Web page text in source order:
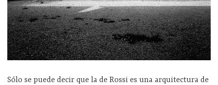
Sólo se puede decir que la de Rossi es una arquitectura de